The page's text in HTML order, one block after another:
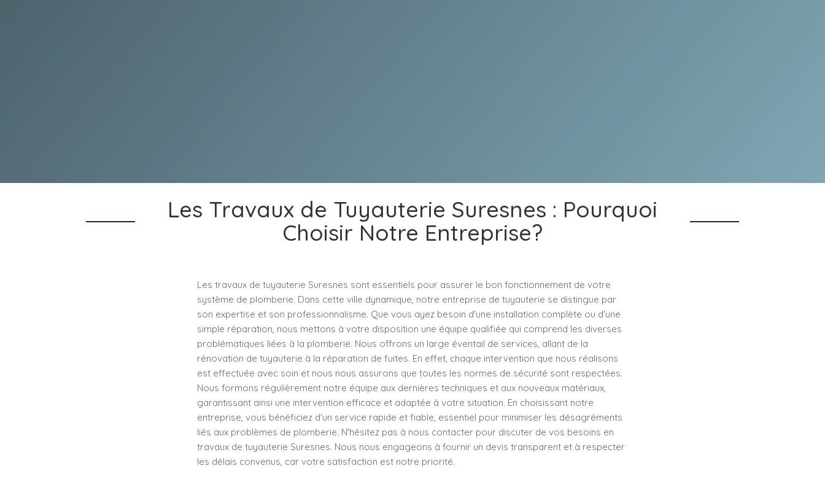
Les Travaux de Tuyauterie Suresnes : Pourquoi
Choisir Notre Entreprise?
Les travaux de tuyauterie Suresnes sont essentiels pour assurer le bon fonctionnement de votre
système de plomberie. Dans cette ville dynamique, notre entreprise de tuyauterie se distingue par
son expertise et son professionnalisme. Que vous ayez besoin d'une installation complète ou d'une
simple réparation, nous mettons à votre disposition une équipe qualifiée qui comprend les diverses
problématiques liées à la plomberie. Nous offrons un large éventail de services, allant de la
rénovation de tuyauterie à la réparation de fuites. En effet, chaque intervention que nous réalisons
est effectuée avec soin et nous nous assurons que toutes les normes de sécurité sont respectées.
Nous formons régulièrement notre équipe aux dernières techniques et aux nouveaux matériaux,
garantissant ainsi une intervention efficace et adaptée à votre situation. En choisissant notre
entreprise, vous bénéficiez d'un service rapide et fiable, essentiel pour minimiser les désagréments
liés aux problèmes de plomberie. N'hésitez pas à nous contacter pour discuter de vos besoins en
travaux de tuyauterie Suresnes. Nous nous engageons à fournir un devis transparent et à respecter
les délais convenus, car votre satisfaction est notre priorité.